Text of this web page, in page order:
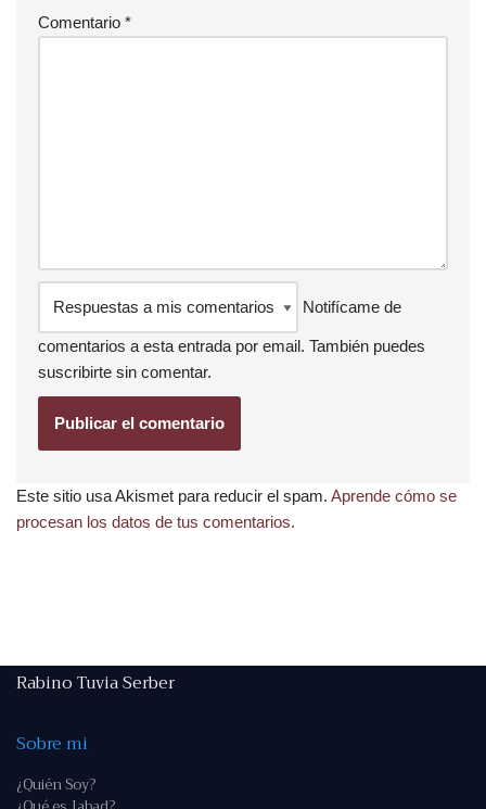
Comentario *
Notifícame de
comentarios a esta entrada por email. También puedes
suscribirte sin comentar.
Este sitio usa Akismet para reducir el spam. Aprende cómo se
procesan los datos de tus comentarios.
Rabino Tuvia Serber
Sobre mi
¿Quién Soy?